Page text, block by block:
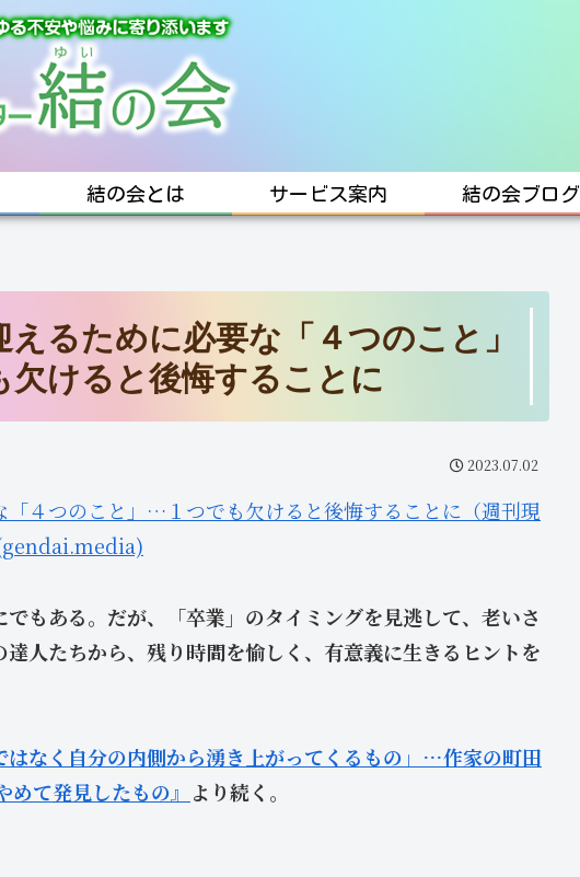
結の会とは サービス案内 結の会ブログ
えるために必要な「４つのこと」
けると後悔することに
2023.07.02
「４つのこと」…１つでも欠けると後悔することに（週刊現
もある。だが、「卒業」のタイミングを見逃して、老いさ
人たちから、残り時間を愉しく、有意義に生きるヒントを
なく自分の内側から湧き上がってくるもの」…作家の町田
て発見したもの』 より続く。